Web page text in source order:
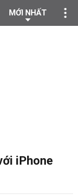
MỚI NHẤT
iPhone